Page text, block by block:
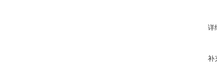
详
补